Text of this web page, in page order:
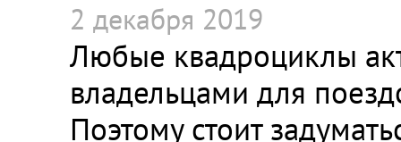
2 декабря 2019
Любые квадроциклы
владельцами для
Поэтому стоит